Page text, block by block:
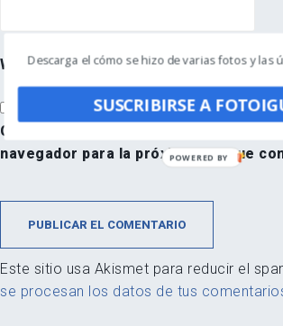
Web
Guarda mi nombre, correo electrónico
navegador para la próxima vez que
Este sitio usa Akismet para reducir el
se procesan los datos de tus
Descarga el cómo se hizo de varias fotos y las
SUSCRIBIRSE A
POWERED BY